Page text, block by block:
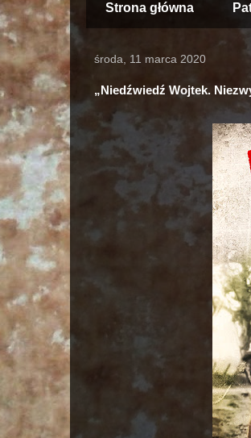
Strona główna
środa, 11 marca 2020
„Niedźwiedź Wojtek.